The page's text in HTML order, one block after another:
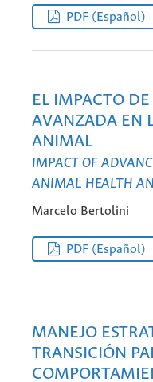
PDF (Español)
EL IMPACTO
AVANZADA EN
ANIMAL
IMPACT OF
ANIMAL HEALTH
Marcelo Bertolini
PDF (Español)
MANEJO
TRANSICIÓN